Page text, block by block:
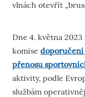
vlnách otevřít
Dne 4. května
komise
přenosu
aktivity, podle
službám